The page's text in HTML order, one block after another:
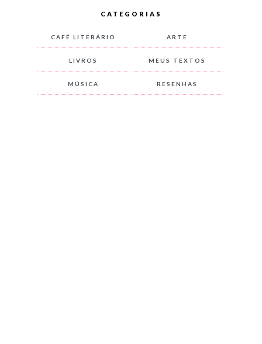
CATEGORIAS
CAFÉ LITERÁRIO ARTE
LIVROS MEUS TEXTOS
MÚSICA RESENHAS